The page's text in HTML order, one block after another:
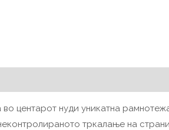
во центарот нуди уникатна
тркалање на